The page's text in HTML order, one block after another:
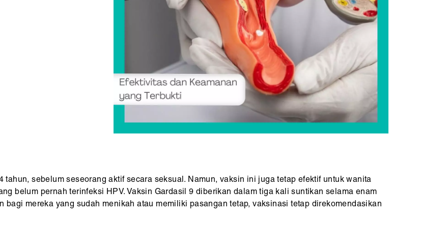
sebelum seseorang aktif secara seksual. Namun, vaksin ini juga tetap efektif untuk wanita
belum pernah terinfeksi HPV. Vaksin Gardasil 9 diberikan dalam tiga kali suntikan selama enam
bagi mereka yang sudah menikah atau memiliki pasangan tetap, vaksinasi tetap direkomendasikan